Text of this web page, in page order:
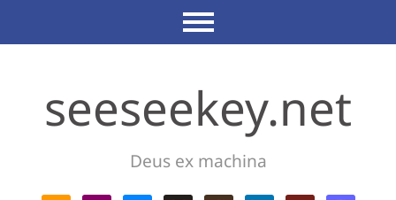
seeseekey.net
Deus ex machina